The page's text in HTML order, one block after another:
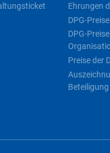
Ehrungen
DPG-Preise
DPG-
Preise der
Beteiligung